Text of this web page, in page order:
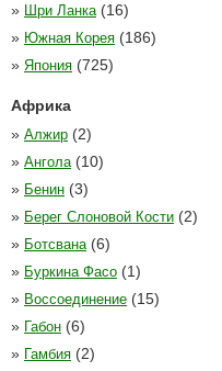
» Шри Ланка (16)
» Южная Корея (186)
» Япония (725)
Африка
» Алжир (2)
» Ангола (10)
» Бенин (3)
» Берег Слоновой Кости (2)
» Ботсвана (6)
» Буркина Фасо (1)
» Воссоединение (15)
» Габон (6)
» Гамбия (2)